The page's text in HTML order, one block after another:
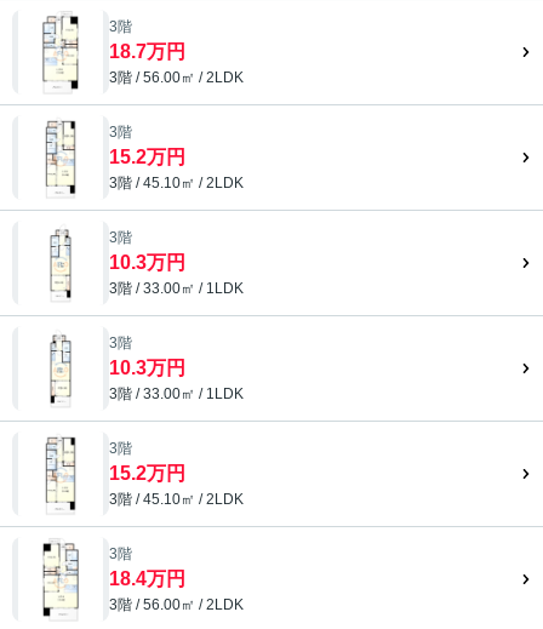
3階
18.7万円
3階 / 56.00㎡ / 2LDK
3階
15.2万円
3階 / 45.10㎡ / 2LDK
3階
10.3万円
3階 / 33.00㎡ / 1LDK
3階
10.3万円
3階 / 33.00㎡ / 1LDK
3階
15.2万円
3階 / 45.10㎡ / 2LDK
3階
18.4万円
3階 / 56.00㎡ / 2LDK